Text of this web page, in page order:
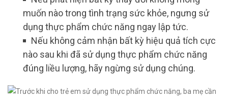
muốn nào trong tình trạng sức khỏe, ngưng sử
dụng thực phẩm chức năng ngay lập tức.
Nếu không cảm nhận bất kỳ hiệu quả tích cực
nào sau khi đã sử dụng thực phẩm chức năng
đúng liều lượng, hãy ngừng sử dụng chúng.